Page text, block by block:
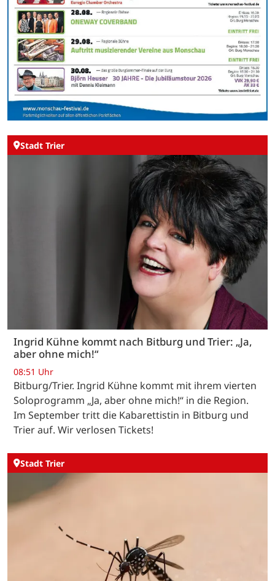
Stadt Trier
Ingrid Kühne kommt nach Bitburg und Trier: „Ja,
aber ohne mich!“
08:51 Uhr
Bitburg/Trier. Ingrid Kühne kommt mit ihrem vierten
Soloprogramm „Ja, aber ohne mich!“ in die Region.
Im September tritt die Kabarettistin in Bitburg und
Trier auf. Wir verlosen Tickets!
Stadt Trier